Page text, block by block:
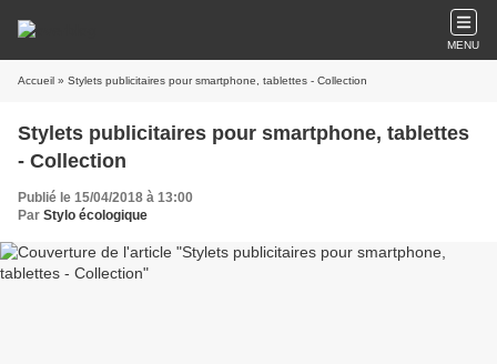
MENU
Accueil » Stylets publicitaires pour smartphone, tablettes - Collection
Stylets publicitaires pour smartphone, tablettes
- Collection
Publié le 15/04/2018 à 13:00
Par Stylo écologique